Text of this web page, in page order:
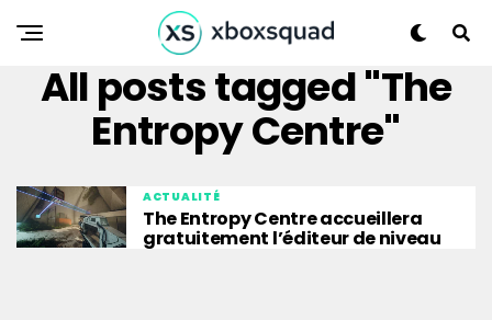
All posts tagged "The
Entropy Centre"
ACTUALITÉ
The Entropy Centre accueillera
gratuitement l’éditeur de niveau